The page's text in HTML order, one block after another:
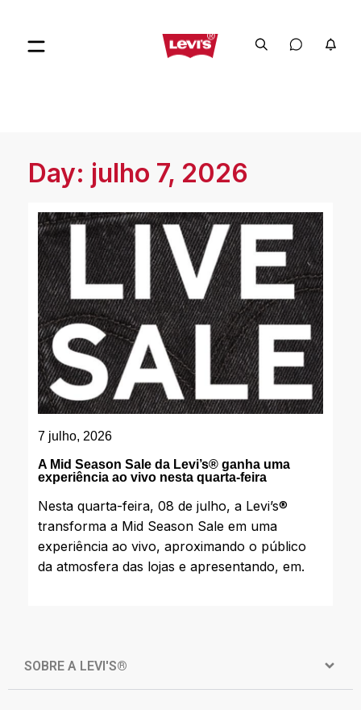
Day: julho 7, 2026
7 julho, 2026
A Mid Season Sale da Levi’s®️ ganha uma
experiência ao vivo nesta quarta-feira
Nesta quarta-feira, 08 de julho, a Levi’s®️
transforma a Mid Season Sale em uma
experiência ao vivo, aproximando o público
da atmosfera das lojas e apresentando, em.
SOBRE A LEVI'S®